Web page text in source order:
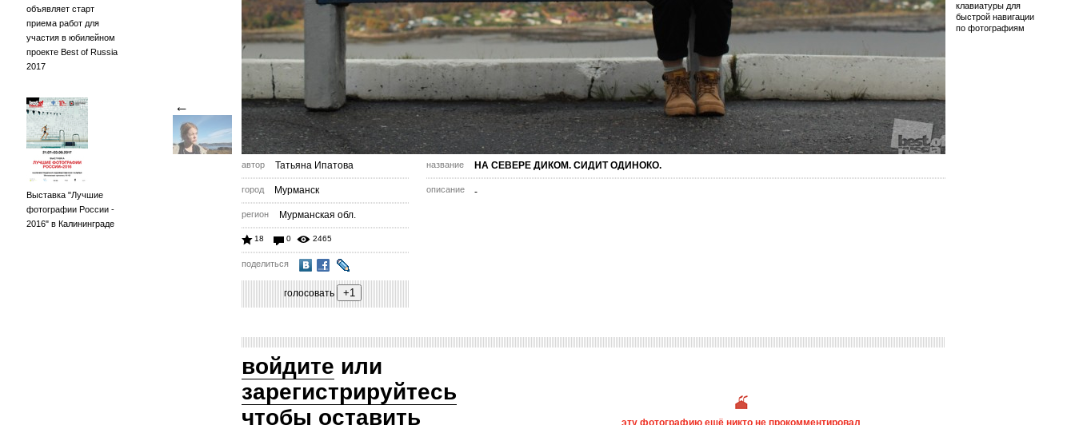
объявляет старт
приема работ для
участия в юбилейном
проекте Best of Russia
2017
Выставка "Лучшие
фотографии России -
2016" в Калининграде
←
клавиатуры для
быстрой навигации
по фотографиям
автор Татьяна Ипатова
город Мурманск
регион Мурманская обл.
18 0 2465
поделиться
голосовать
название НА СЕВЕРЕ ДИКОМ. СИДИТ ОДИНОКО.
описание -
войдите или
зарегистрируйтесь
чтобы оставить
эту фотографию ещё никто не прокомментировал